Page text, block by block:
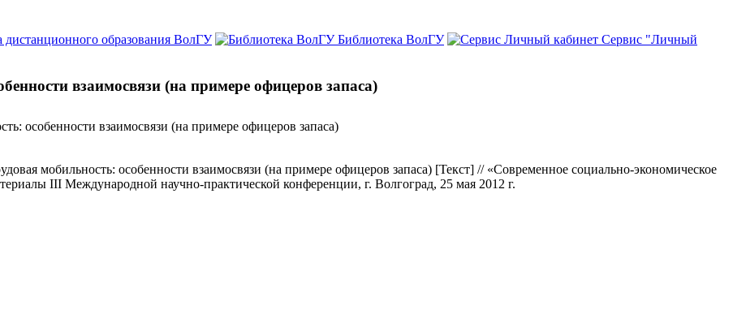
дистанционного образования ВолГУ Библиотека ВолГУ
Сервис "Личный
взаимосвязи (на примере офицеров запаса)
особенности взаимосвязи (на примере офицеров запаса)
мобильность: особенности взаимосвязи (на примере офицеров запаса) [Текст] // «Современное социально-экономическое
III Международной научно-практической конференции, г. Волгоград, 25 мая 2012 г.